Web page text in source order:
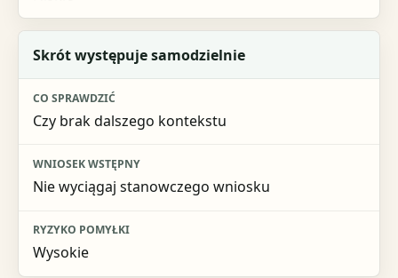
Skrót występuje samodzielnie
Czy brak dalszego kontekstu
Nie wyciągaj stanowczego wniosku
Wysokie